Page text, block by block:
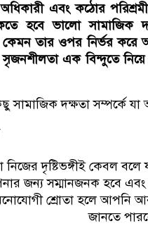
অধিকারী এবং কঠোর
হবে ভালো সামাজিক
তার ওপর নির্ভর
এক বিন্দুতে নিয়ে
সামাজিক দক্ষতা সম্পর্কে
নিজের দৃষ্টিভঙ্গীই কেবল
জন্য সম্মানজনক হবে
শ্রোতা হলে আপনি
জানতে